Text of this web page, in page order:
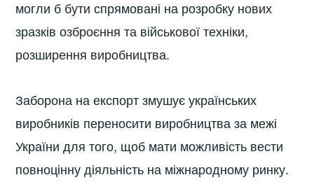
могли б бути спрямовані на розробку нових
зразків озброєння та військової техніки,
розширення виробництва.
Заборона на експорт змушує українських
виробників переносити виробництва за межі
України для того, щоб мати можливість вести
повноцінну діяльність на міжнародному ринку.